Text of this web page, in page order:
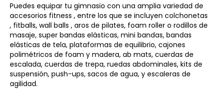
Puedes equipar tu gimnasio con una amplia variedad de
accesorios fitness , entre los que se incluyen colchonetas
, fitballs, wall balls , aros de pilates, foam roller o rodillos de
masaje, super bandas elásticas, mini bandas, bandas
elásticas de tela, plataformas de equilibrio, cajones
polimétricos de foam y madera, ab mats, cuerdas de
escalada, cuerdas de trepa, ruedas abdominales, kits de
suspensión, push-ups, sacos de agua, y escaleras de
agilidad.